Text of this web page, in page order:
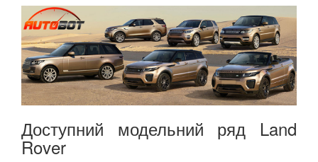
Доступний модельний ряд Land
Rover